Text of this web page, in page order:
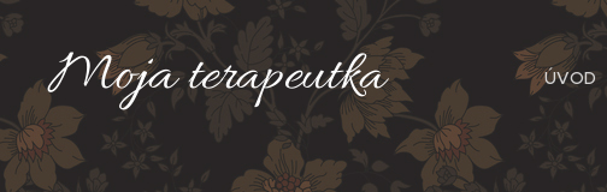
Mojaterapeutka ÚVOD